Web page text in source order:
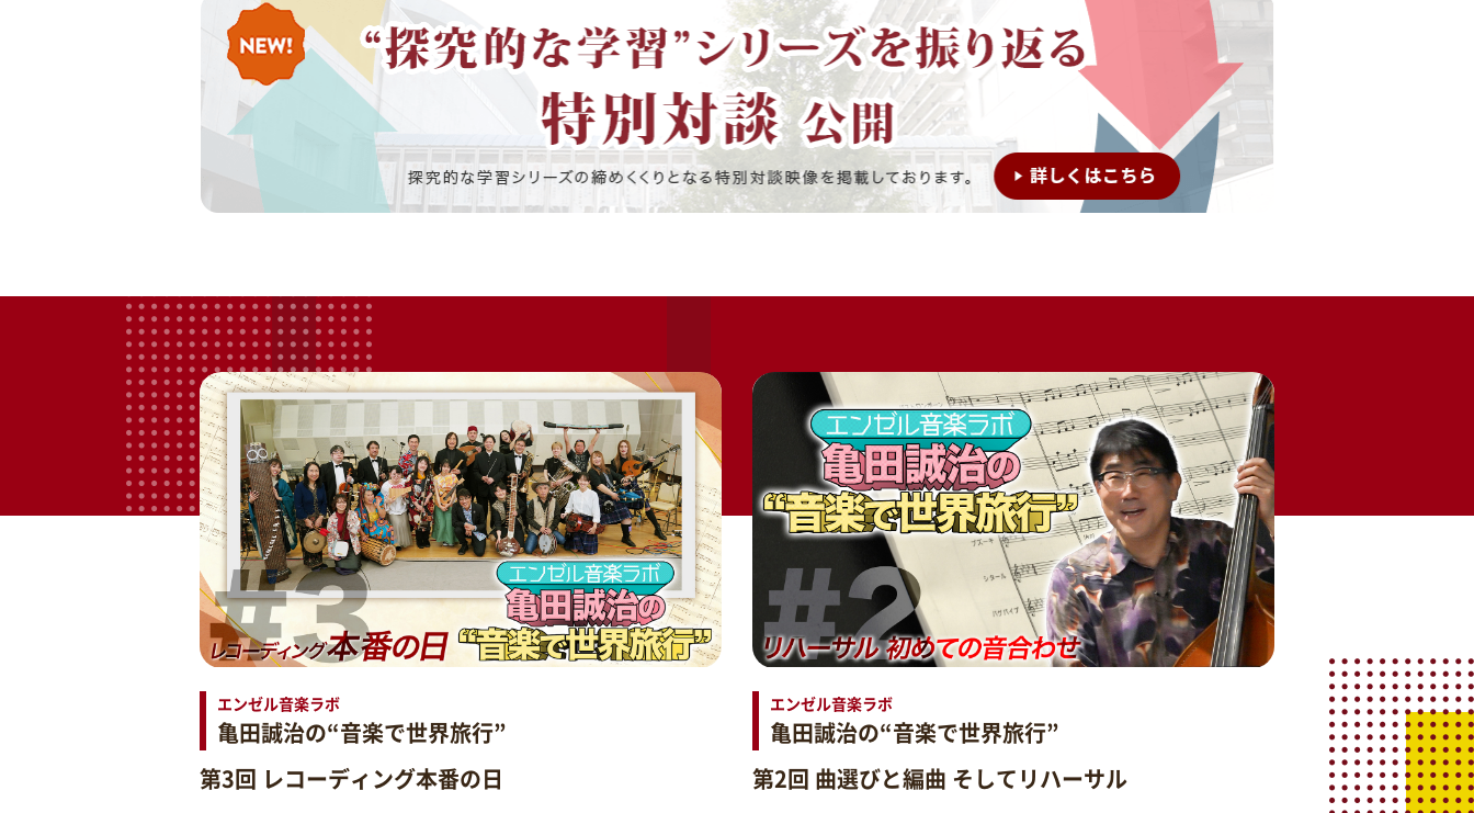
エンゼル音楽ラボ
亀田誠治の“音楽で世界旅行”
第3回 レコーディング本番の日
エンゼル音楽ラボ
亀田誠治の“音楽で世界旅行”
第2回 曲選びと編曲 そしてリハーサル